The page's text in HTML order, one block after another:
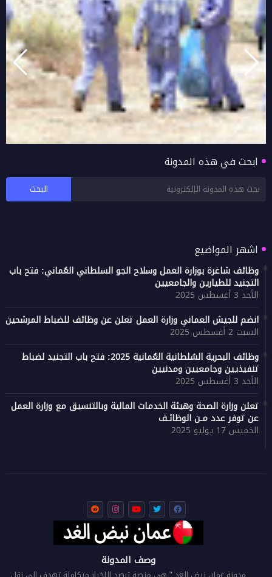
دائرة البلدية بصور تنظم حملة موسعة لتنظيف
ابحث في هذه المدونة
اشهر المواضيع
وظائف شاغرة بوزارة العمل وسلاح الجو السلطاني العُماني: فتح باب
التجنيد للطيارين والجامعيين
الأحد 3 أغسطس 2025
انضم للجيش العماني وزارة العمل تعلن عن وظائف للضباط المرشحين
السبت 2 أغسطس 2025
وظائف البحرية السُلطانية العُمانية 2025: فتح باب التجنيد لضباط
تنفيذيين وجامعيين ومدنيين
الأحد 3 أغسطس 2025
تعلن وزارة الصحة وهيئة الخدمات المالية وبالتنسيق مع وزارة العمل
عن توفر عدد مـن الوظائـف
الخميس 17 يوليو 2025
وصف المدونة